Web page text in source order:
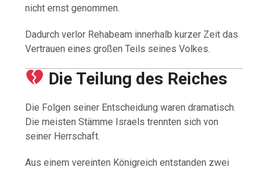
nicht ernst genommen.
Dadurch verlor Rehabeam innerhalb kurzer Zeit das
Vertrauen eines großen Teils seines Volkes.
Die Teilung des Reiches
Die Folgen seiner Entscheidung waren dramatisch.
Die meisten Stämme Israels trennten sich von
seiner Herrschaft.
Aus einem vereinten Königreich entstanden zwei